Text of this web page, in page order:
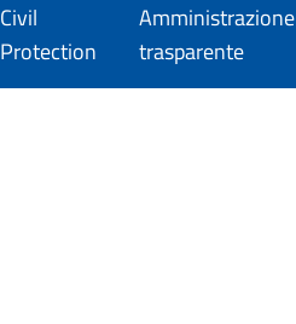
Civil
Protection
Amministrazione
trasparente